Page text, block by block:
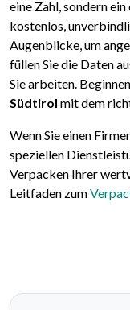
eine Zahl, sondern
kostenlos,
Augenblicke, um
füllen Sie die Daten
Sie arbeiten.
Südtirol mit dem
Wenn Sie einen
speziellen
Verpacken Ihrer
Leitfaden zum